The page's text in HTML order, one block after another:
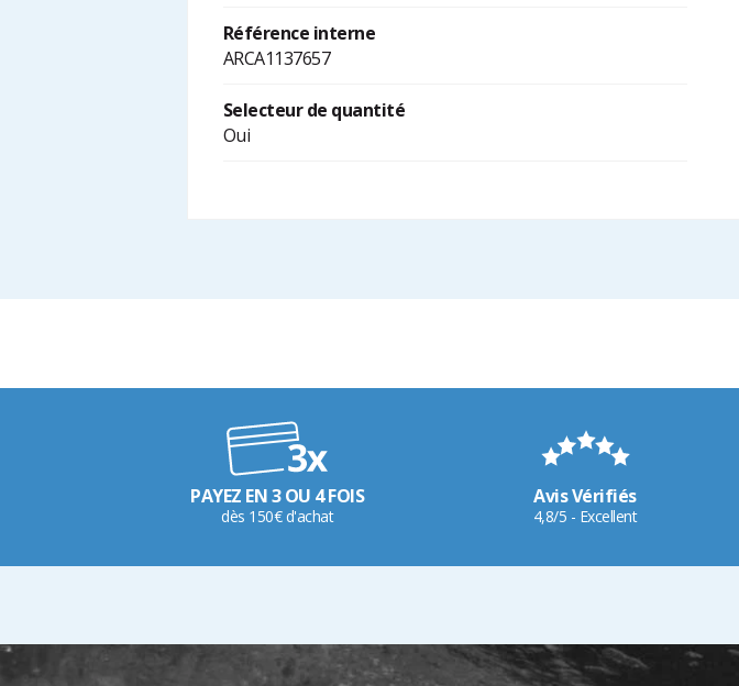
Référence interne
ARCA1137657
Selecteur de quantité
Oui
PAYEZ EN 3 OU 4 FOIS
dès 150€ d'achat
Avis Vérifiés
4,8/5 - Excellent